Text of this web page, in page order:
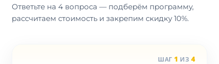
Ответьте на 4 вопроса — подберём программу,
рассчитаем стоимость и закрепим скидку 10%.
ШАГ 1 ИЗ 4